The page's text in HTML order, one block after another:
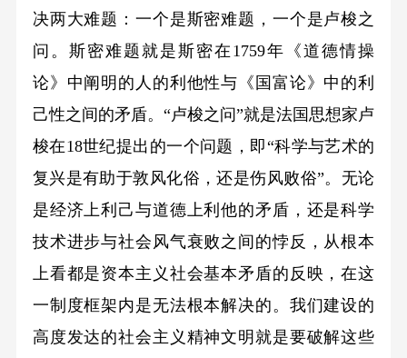
决两大难题：一个是斯密难题，一个是卢梭之
问。斯密难题就是斯密在1759年《道德情操
论》中阐明的人的利他性与《国富论》中的利
己性之间的矛盾。“卢梭之问”就是法国思想家卢
梭在18世纪提出的一个问题，即“科学与艺术的
复兴是有助于敦风化俗，还是伤风败俗”。无论
是经济上利己与道德上利他的矛盾，还是科学
技术进步与社会风气衰败之间的悖反，从根本
上看都是资本主义社会基本矛盾的反映，在这
一制度框架内是无法根本解决的。我们建设的
高度发达的社会主义精神文明就是要破解这些